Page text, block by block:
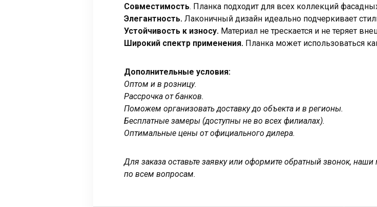
Совместимость. Планка подходит для всех коллекций
Элегантность. Лаконичный дизайн идеально подчеркивает
Устойчивость к износу. Материал не трескается и не теряет
Широкий спектр применения. Планка может использоваться
Дополнительные условия:
Оптом и в розницу.
Рассрочка от банков.
Поможем организовать доставку до объекта и в регионы.
Бесплатные замеры (доступны не во всех филиалах).
Оптимальные цены от официального дилера.
Для заказа оставьте заявку или оформите обратный звонок,
по всем вопросам.